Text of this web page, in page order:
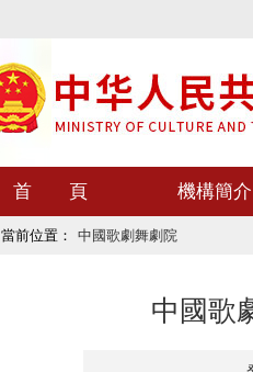
首 頁 機構簡介
當前位置： 中國歌劇舞劇院
中國歌